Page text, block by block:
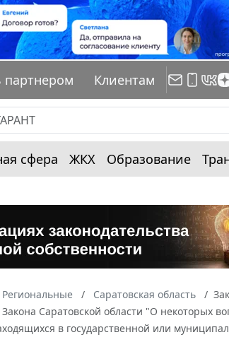
партнером Клиентам
сфера ЖКХ Образование
Региональные Саратовская область
Саратовской области "О некоторых
в государственной или